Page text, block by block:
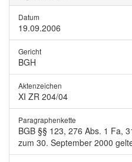
Datum
19.09.2006
Gericht
BGH
Aktenzeichen
XI ZR 204/04
Paragraphenkette
BGB §§ 123, 276 Abs. 1 Fa,
zum 30. September 2000